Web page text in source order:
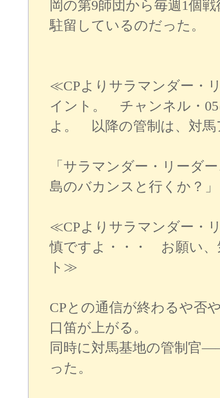
岡の第9師団から毎週1個
駐留しているのだった。
≪CPよりサラマンダー・
イント。 チャンネル・
よ。 以降の管制は、対
「サラマンダー・リーダ
島のバカンスと行くか？」
≪CPよりサラマンダー・
慎ですよ・・・ お願い
ト≫
CPとの通信が終わるや否
口笛が上がる。
同時に対馬基地の管制官
った。